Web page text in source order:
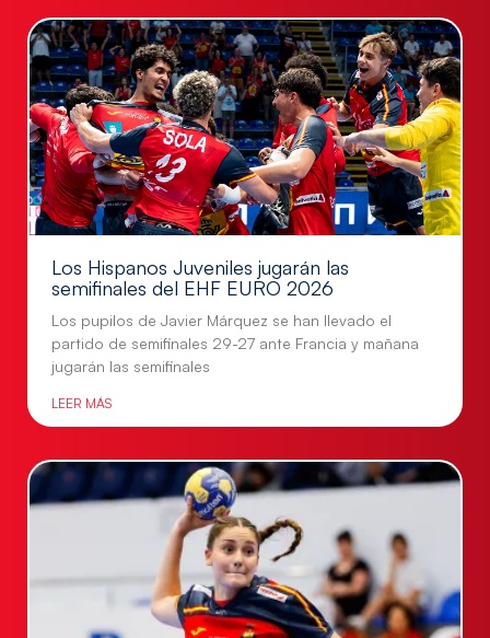
Los Hispanos Juveniles jugarán las
semifinales del EHF EURO 2026
Los pupilos de Javier Márquez se han llevado el
partido de semifinales 29-27 ante Francia y mañana
jugarán las semifinales
LEER MÁS